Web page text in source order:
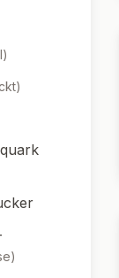
)
)
)